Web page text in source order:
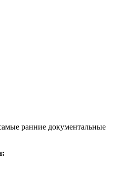
ранние документальные